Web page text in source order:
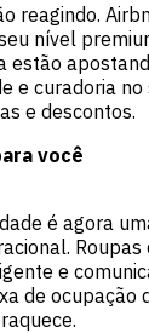
reagindo.
nível
estão
e curadoria no
e descontos.
você
é agora
e
de ocupação